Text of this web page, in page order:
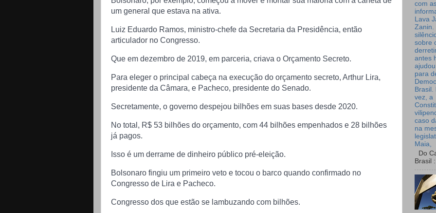
um general que estava na ativa.
Luiz Eduardo Ramos, ministro-chefe da Secretaria da Presidência, então
articulador no Congresso.
Que em dezembro de 2019, em parceria, criava o Orçamento Secreto.
Para eleger o principal cabeça na execução do orçamento secreto, Arthur Lira,
presidente da Câmara, e Pacheco, presidente do Senado.
Secretamente, o governo despejou bilhões em suas bases desde 2020.
No total, R$ 53 bilhões do orçamento, com 44 bilhões empenhados e 28 bilhões
já pagos.
Isso é um derrame de dinheiro público pré-eleição.
Bolsonaro fingiu um primeiro veto e tocou o barco quando confirmado no
Congresso de Lira e Pacheco.
Congresso dos que estão se lambuzando com bilhões.
com
Lava
Zanin.
sobre
antes
para
Brasil.
vez, a
caso
na
Maia,
Do
Brasil :